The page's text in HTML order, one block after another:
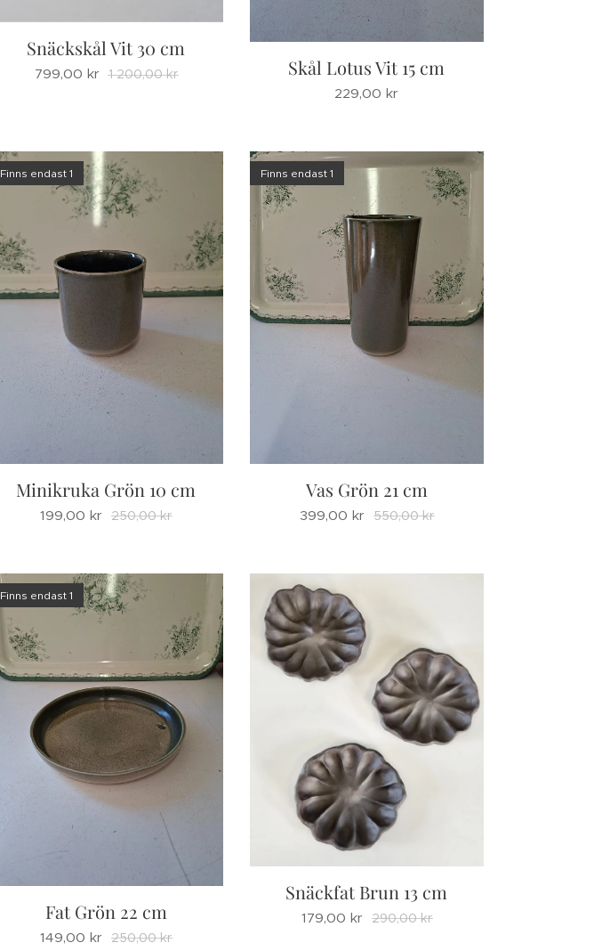
Snäckskål Vit 30 cm
799,00 kr 1 200,00kr Skål Lotus Vit 15 cm
229,00 kr
Minikruka Grön 10 cm
Finns endast 1
199,00 kr 250,00kr
Vas Grön 21 cm
Finns endast 1
399,00 kr 550,00kr
Fat Grön 22 cm
Finns endast 1
149,00 kr 250,00kr
Snäckfat Brun 13 cm
179,00 kr 290,00kr